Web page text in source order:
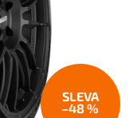
–48 %